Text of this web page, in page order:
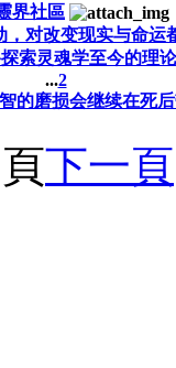
界社區
对改变现实与命运
索灵魂学至今的理
...2
的磨损会继续在死
下一頁